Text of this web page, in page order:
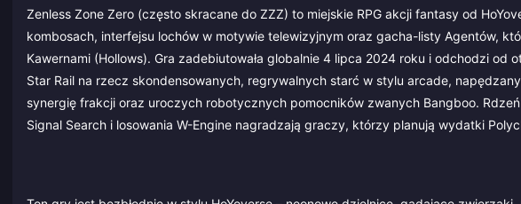
Zenless Zone Zero (często skracane do ZZZ) to miejskie RPG akcji fantasy od
kombosach, interfejsu lochów w motywie telewizyjnym oraz gacha-listy Agentów,
Kawernami (Hollows). Gra zadebiutowała globalnie 4 lipca 2024 roku i odchodzi od
Star Rail na rzecz skondensowanych, regrywalnych starć w stylu arcade,
synergię frakcji oraz uroczych robotycznych pomocników zwanych Bangboo.
Signal Search i losowania W-Engine nagradzają graczy, którzy planują wydatki